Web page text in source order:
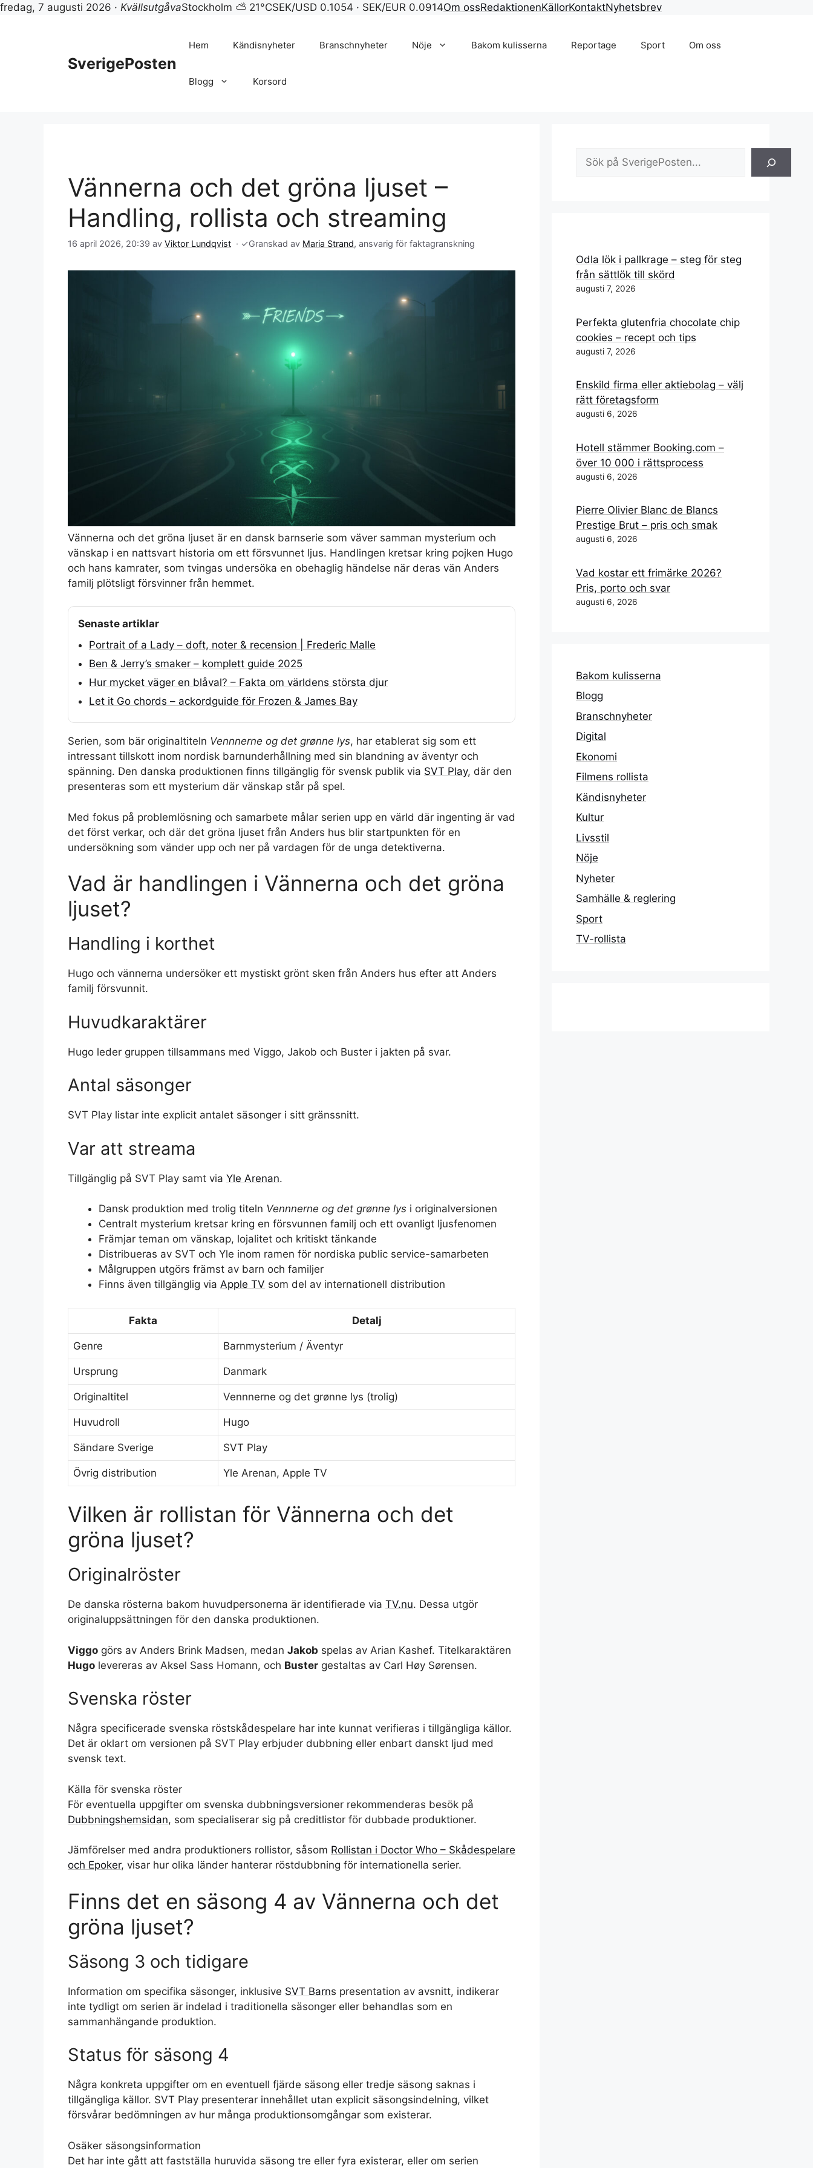
fredag, 7 augusti 2026 · KvällsutgåvaStockholm ⛅ 21°CSEK/USD 0.1054 · SEK/EUR 0.0914Om ossRedaktionenKällorKontaktNyhetsbrev
SverigePosten
Hem Kändisnyheter Branschnyheter Nöje Bakom kulisserna Reportage Sport Om oss
Blogg Korsord
Vännerna och det gröna ljuset –
Handling, rollista och streaming
16 april 2026, 20:39 av Viktor Lundqvist · ✓Granskad av Maria Strand, ansvarig för faktagranskning
Vännerna och det gröna ljuset är en dansk barnserie som väver samman mysterium och
vänskap i en nattsvart historia om ett försvunnet ljus. Handlingen kretsar kring pojken Hugo
och hans kamrater, som tvingas undersöka en obehaglig händelse när deras vän Anders
familj plötsligt försvinner från hemmet.
Senaste artiklar
Portrait of a Lady – doft, noter & recension | Frederic Malle
Ben & Jerry’s smaker – komplett guide 2025
Hur mycket väger en blåval? – Fakta om världens största djur
Let it Go chords – ackordguide för Frozen & James Bay
Serien, som bär originaltiteln Vennnerne og det grønne lys, har etablerat sig som ett
intressant tillskott inom nordisk barnunderhållning med sin blandning av äventyr och
spänning. Den danska produktionen finns tillgänglig för svensk publik via SVT Play, där den
presenteras som ett mysterium där vänskap står på spel.
Med fokus på problemlösning och samarbete målar serien upp en värld där ingenting är vad
det först verkar, och där det gröna ljuset från Anders hus blir startpunkten för en
undersökning som vänder upp och ner på vardagen för de unga detektiverna.
Vad är handlingen i Vännerna och det gröna
ljuset?
Handling i korthet
Hugo och vännerna undersöker ett mystiskt grönt sken från Anders hus efter att Anders
familj försvunnit.
Huvudkaraktärer
Hugo leder gruppen tillsammans med Viggo, Jakob och Buster i jakten på svar.
Antal säsonger
SVT Play listar inte explicit antalet säsonger i sitt gränssnitt.
Var att streama
Tillgänglig på SVT Play samt via Yle Arenan.
Dansk produktion med trolig titeln Vennnerne og det grønne lys i originalversionen
Centralt mysterium kretsar kring en försvunnen familj och ett ovanligt ljusfenomen
Främjar teman om vänskap, lojalitet och kritiskt tänkande
Distribueras av SVT och Yle inom ramen för nordiska public service-samarbeten
Målgruppen utgörs främst av barn och familjer
Finns även tillgänglig via Apple TV som del av internationell distribution
Fakta Detalj
Genre Barnmysterium / Äventyr
Ursprung Danmark
Originaltitel Vennnerne og det grønne lys (trolig)
Huvudroll Hugo
Sändare Sverige SVT Play
Övrig distribution Yle Arenan, Apple TV
Vilken är rollistan för Vännerna och det
gröna ljuset?
Originalröster
De danska rösterna bakom huvudpersonerna är identifierade via TV.nu. Dessa utgör
originaluppsättningen för den danska produktionen.
Viggo görs av Anders Brink Madsen, medan Jakob spelas av Arian Kashef. Titelkaraktären
Hugo levereras av Aksel Sass Homann, och Buster gestaltas av Carl Høy Sørensen.
Svenska röster
Några specificerade svenska röstskådespelare har inte kunnat verifieras i tillgängliga källor.
Det är oklart om versionen på SVT Play erbjuder dubbning eller enbart danskt ljud med
svensk text.
Källa för svenska röster
För eventuella uppgifter om svenska dubbningsversioner rekommenderas besök på
Dubbningshemsidan, som specialiserar sig på creditlistor för dubbade produktioner.
Jämförelser med andra produktioners rollistor, såsom Rollistan i Doctor Who – Skådespelare
och Epoker, visar hur olika länder hanterar röstdubbning för internationella serier.
Finns det en säsong 4 av Vännerna och det
gröna ljuset?
Säsong 3 och tidigare
Information om specifika säsonger, inklusive SVT Barns presentation av avsnitt, indikerar
inte tydligt om serien är indelad i traditionella säsonger eller behandlas som en
sammanhängande produktion.
Status för säsong 4
Några konkreta uppgifter om en eventuell fjärde säsong eller tredje säsong saknas i
tillgängliga källor. SVT Play presenterar innehållet utan explicit säsongsindelning, vilket
försvårar bedömningen av hur många produktionsomgångar som existerar.
Osäker säsongsinformation
Det har inte gått att fastställa huruvida säsong tre eller fyra existerar, eller om serien
Sök
Odla lök i pallkrage – steg för steg
från sättlök till skörd
augusti 7, 2026
Perfekta glutenfria chocolate chip
cookies – recept och tips
augusti 7, 2026
Enskild firma eller aktiebolag – välj
rätt företagsform
augusti 6, 2026
Hotell stämmer Booking.com –
över 10 000 i rättsprocess
augusti 6, 2026
Pierre Olivier Blanc de Blancs
Prestige Brut – pris och smak
augusti 6, 2026
Vad kostar ett frimärke 2026?
Pris, porto och svar
augusti 6, 2026
Bakom kulisserna
Blogg
Branschnyheter
Digital
Ekonomi
Filmens rollista
Kändisnyheter
Kultur
Livsstil
Nöje
Nyheter
Samhälle & reglering
Sport
TV-rollista